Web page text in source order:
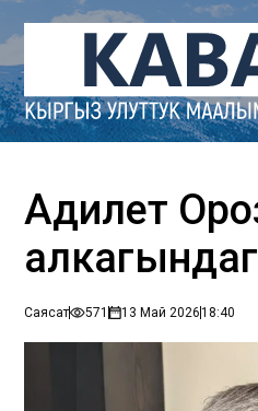
Адилет
Саясат 571 13 Май 202618:40